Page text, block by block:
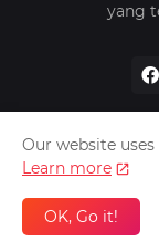
yang
Beranda
Our website
Learn more
OK, Go it!